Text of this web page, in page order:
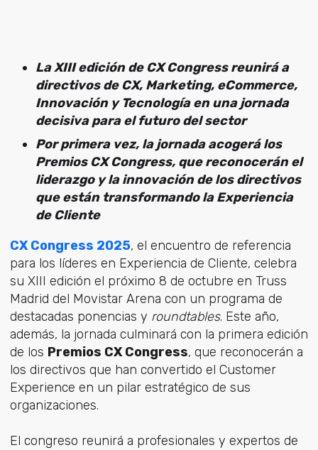
La XIII edición de CX Congress reunirá a
directivos de CX, Marketing, eCommerce,
Innovación y Tecnología en una jornada
decisiva para el futuro del sector
Por primera vez, la jornada acogerá los
Premios CX Congress, que reconocerán el
liderazgo y la innovación de los directivos
que están transformando la Experiencia
de Cliente
CX Congress 2025, el encuentro de referencia
para los líderes en Experiencia de Cliente, celebra
su XIII edición el próximo 8 de octubre en Truss
Madrid del Movistar Arena con un programa de
destacadas ponencias y roundtables. Este año,
además, la jornada culminará con la primera edición
de los Premios CX Congress, que reconocerán a
los directivos que han convertido el Customer
Experience en un pilar estratégico de sus
organizaciones.
El congreso reunirá a profesionales y expertos de